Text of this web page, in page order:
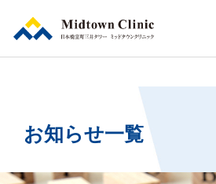
人間ドック・健康診断
お知らせ一覧